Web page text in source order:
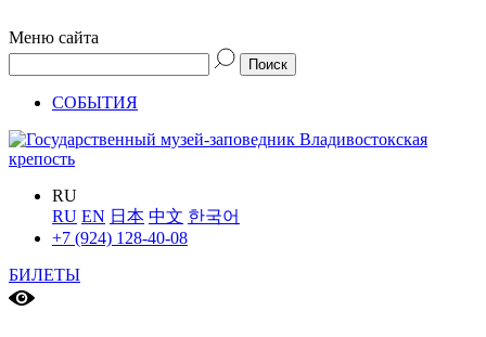
Меню сайта
СОБЫТИЯ
RU
RU EN 日本 中文 한국어
+7 (924) 128-40-08
БИЛЕТЫ